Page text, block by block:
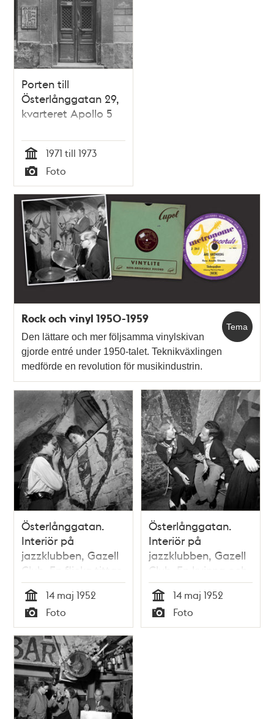
Porten till
Österlånggatan 29,
kvarteret Apollo 5
Tid
1971 till 1973
Typ
Foto
Tema
Rock och vinyl 1950-1959
Den lättare och mer följsamma vinylskivan
gjorde entré under 1950-talet. Teknikväxlingen
medförde en revolution för musikindustrin.
Österlånggatan.
Interiör på
jazzklubben, Gazell
Club. En flicka tittar
i en spegel och
målar läppstift
Tid
14 maj 1952
Typ
Foto
Österlånggatan.
Interiör på
jazzklubben, Gazell
Club. En kvinna och
en man sitter och
samtalar
Tid
14 maj 1952
Typ
Foto